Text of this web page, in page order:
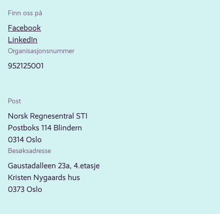
Finn oss på
Facebook
LinkedIn
Organisasjonsnummer
952125001
Post
Norsk Regnesentral STI
Postboks 114 Blindern
0314 Oslo
Besøksadresse
Gaustadalleen 23a, 4.etasje
Kristen Nygaards hus
0373 Oslo